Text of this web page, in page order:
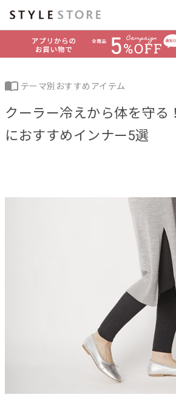
テーマ別おすすめアイテム
クーラー冷えから体を守る
におすすめインナー5選